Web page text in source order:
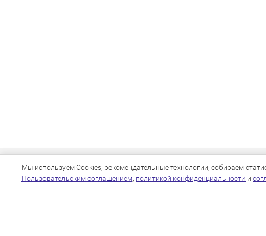
Мы используем Cookies, рекомендательные технологии, собираем
Пользовательским соглашением, политикой конфиденциальности и